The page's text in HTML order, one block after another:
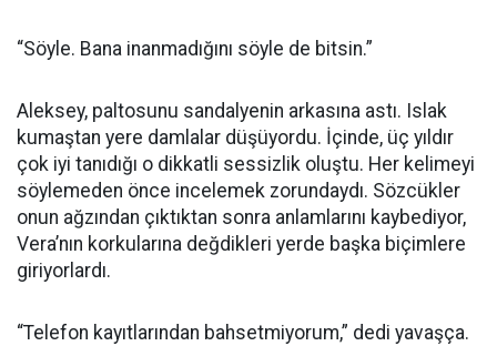
“Söyle. Bana inanmadığını söyle de bitsin.”
Aleksey, paltosunu sandalyenin arkasına astı. Islak
kumaştan yere damlalar düşüyordu. İçinde, üç yıldır
çok iyi tanıdığı o dikkatli sessizlik oluştu. Her kelimeyi
söylemeden önce incelemek zorundaydı. Sözcükler
onun ağzından çıktıktan sonra anlamlarını kaybediyor,
Vera’nın korkularına değdikleri yerde başka biçimlere
giriyorlardı.
“Telefon kayıtlarından bahsetmiyorum,” dedi yavaşça.